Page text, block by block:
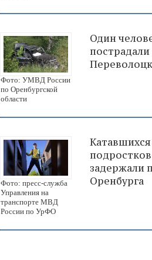
Фото: УМВД России
по Оренбургской
области
Один
Фото: пресс-служба
Управления на
транспорте МВД
России по УрФО
Катавшихся
задержали
Оренбурга